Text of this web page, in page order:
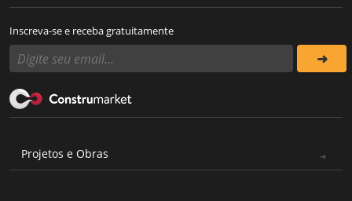
Inscreva-se e receba gratuitamente
Projetos e Obras